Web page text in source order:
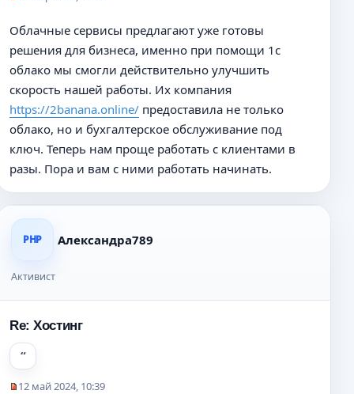
п
р
о
и
т
а
н
о
о
о
б
е
е
Облачные сервисы предлагают уже готовы
решения для бизнеса, именно при помощи 1с
облако мы смогли действительно улучшить
скорость нашей работы. Их компания
https://2banana.online/ предоставила не только
облако, но и бухгалтерское обслуживание под
ключ. Теперь нам проще работать с клиентами в
разы. Пора и вам с ними работать начинать.
PHP Александра789
Активист
Re: Хостинг
12 май 2024, 10:39